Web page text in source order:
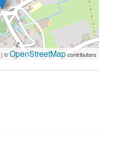
| ©OpenStreetMapcontributors